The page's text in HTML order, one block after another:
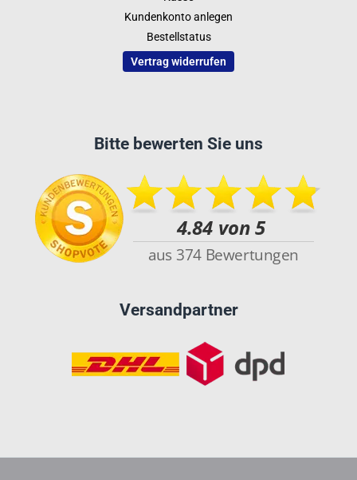
Kundenkonto anlegen
Bestellstatus
Vertrag widerrufen
Bitte bewerten Sie uns
Versandpartner